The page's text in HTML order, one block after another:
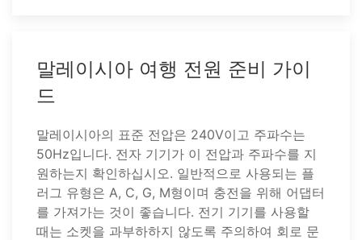
말레이시아 여행 전원 준비 가이
드
말레이시아의 표준 전압은 240V이고 주파수는
50Hz입니다. 전자 기기가 이 전압과 주파수를 지
원하는지 확인하십시오. 일반적으로 사용되는 플
러그 유형은 A, C, G, M형이며 충전을 위해 어댑터
를 가져가는 것이 좋습니다. 전기 기기를 사용할
때는 소켓을 과부하하지 않도록 주의하여 회로 문